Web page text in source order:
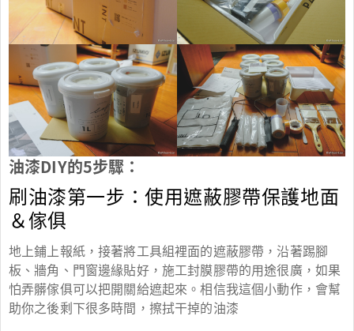
油漆DIY的5步驟：
刷油漆第一步：使用遮蔽膠帶保護地面
＆傢俱
地上鋪上報紙，接著將工具組裡面的遮蔽膠帶，沿著踢腳
板、牆角、門窗邊緣貼好，施工封膜膠帶的用途很廣，如果
怕弄髒傢俱可以把開關給遮起來。相信我這個小動作，會幫
助你之後剩下很多時間，擦拭干掉的油漆